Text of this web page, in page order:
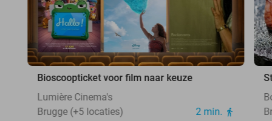
Bioscoopticket voor film naar keuze
Lumière Cinema's
Brugge (+5 locaties)
2 min.